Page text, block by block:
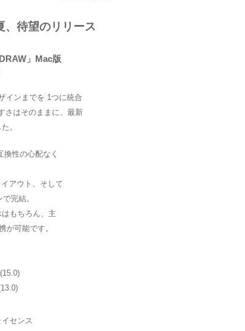
待望のリリース
」Mac版
インまでを 1つに統合
さはそのままに、最新
。
性の心配なく
アウト、そして
完結。
もちろん、主
が可能です。
センス